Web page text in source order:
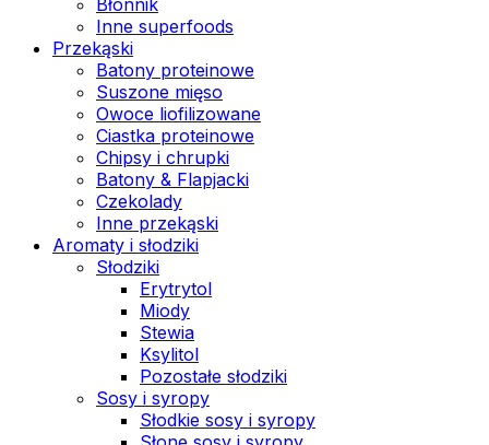
Inne superfoods
Przekąski
Batony proteinowe
Suszone mięso
Owoce liofilizowane
Ciastka proteinowe
Chipsy i chrupki
Batony & Flapjacki
Czekolady
Inne przekąski
Aromaty i słodziki
Słodziki
Erytrytol
Miody
Stewia
Ksylitol
Pozostałe słodziki
Sosy i syropy
Słodkie sosy i syropy